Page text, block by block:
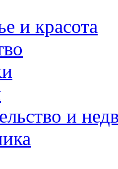
и красота
и